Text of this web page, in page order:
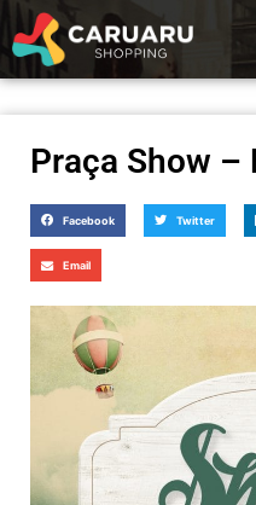
Praça Show –
Facebook Twitter
Email